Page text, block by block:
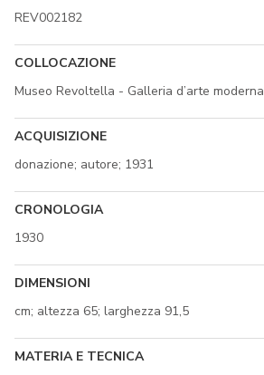
REV002182
COLLOCAZIONE
Museo Revoltella - Galleria d’arte moderna
ACQUISIZIONE
donazione; autore; 1931
CRONOLOGIA
1930
DIMENSIONI
cm; altezza 65; larghezza 91,5
MATERIA E TECNICA